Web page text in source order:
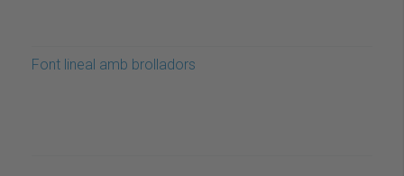
Font lineal amb brolladors